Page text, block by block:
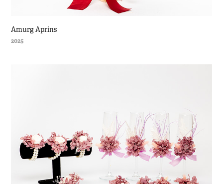
Amurg Aprins
2025